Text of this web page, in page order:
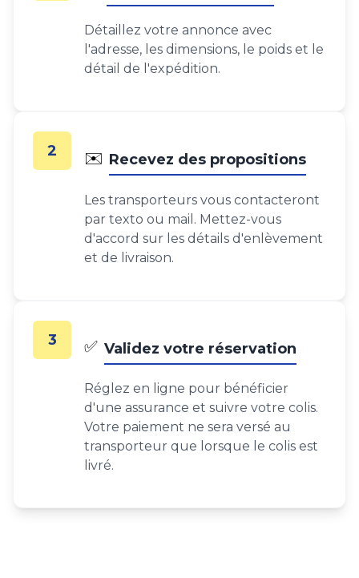
Détaillez votre annonce avec
l'adresse, les dimensions, le poids et le
détail de l'expédition.
2 ✉️ Recevez des propositions
Les transporteurs vous contacteront
par texto ou mail. Mettez-vous
d'accord sur les détails d'enlèvement
et de livraison.
3 ✅ Validez votre réservation
Réglez en ligne pour bénéficier
d'une assurance et suivre votre colis.
Votre paiement ne sera versé au
transporteur que lorsque le colis est
livré.